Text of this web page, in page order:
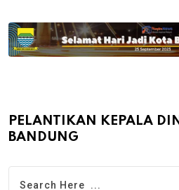
PELANTIKAN KEPALA
BANDUNG